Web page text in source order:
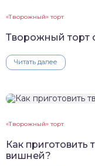
«Творожный» торт
Творожный торт
Читать далее
«Творожный» торт
Как
вишней?